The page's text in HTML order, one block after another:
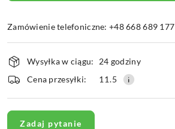
Zamówienie telefoniczne: +48 668 689 177
Dostępność
i
dostawa
Wysyłka w ciągu:
24 godziny
Cena przesyłki:
11.5
Zadaj pytanie